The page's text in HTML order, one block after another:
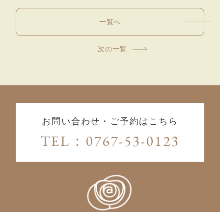
一覧へ
次の一覧
お問い合わせ・ご予約はこちら
TEL：0767-53-0123